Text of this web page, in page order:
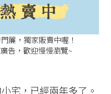
簾，獨家販賣中喔！
告，歡迎慢慢瀏覽~
宅，已經兩年多了。